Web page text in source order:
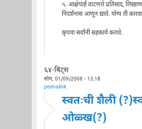
५. आक्षेपार्ह वाटणारे प्रतिसाद,
निदर्शनास आणून द्यावे. योग्य ती
कृपया सर्वांनी सहकार्य करावे.
६४-बिट्स
सोम, 01/09/2008 - 13:18
permalink
स्वतःची शैली
ओळ्ख(?)